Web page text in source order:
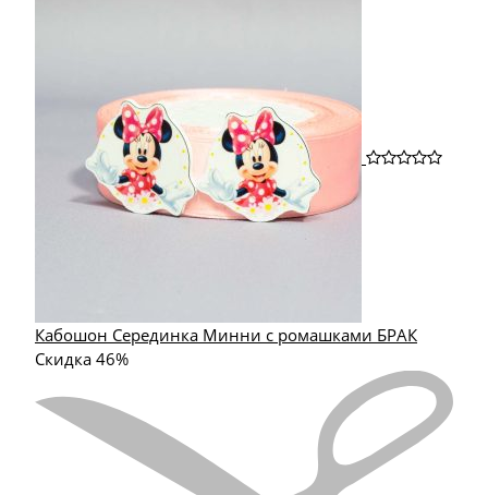
Кабошон Серединка Минни с ромашками БРАК
Скидка 46%